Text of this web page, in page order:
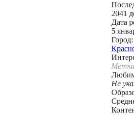
2041
Дата
5
Город:
Метки
Не